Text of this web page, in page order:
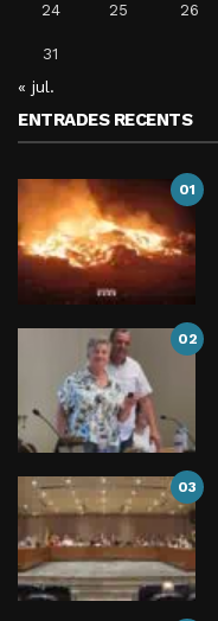
24 25 26
31
« jul.
ENTRADES RECENTS
01
02
03